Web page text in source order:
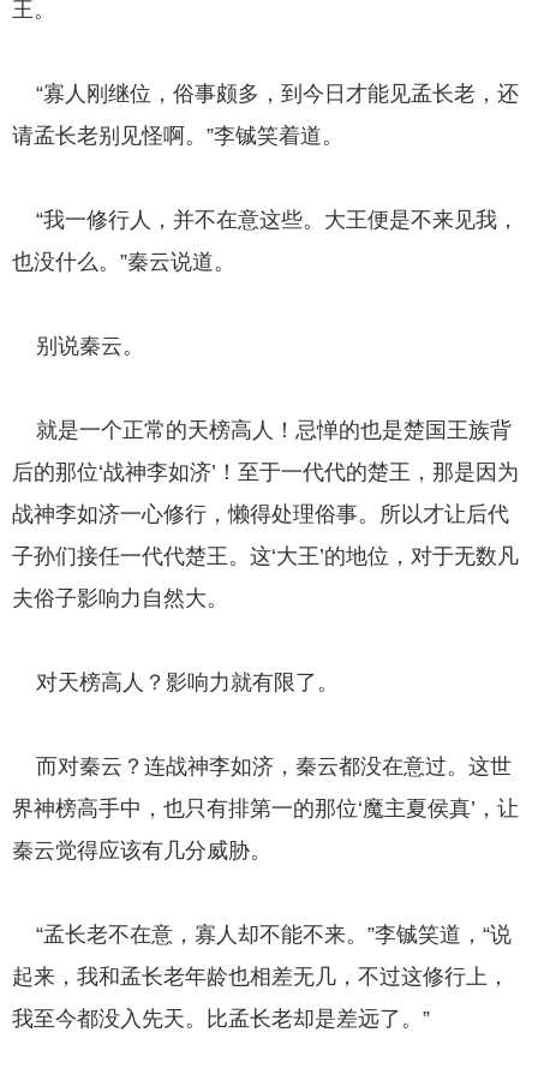
王。
“寡人刚继位，俗事颇多，到今日才能见孟长老，还
请孟长老别见怪啊。”李铖笑着道。
“我一修行人，并不在意这些。大王便是不来见我，
也没什么。”秦云说道。
别说秦云。
就是一个正常的天榜高人！忌惮的也是楚国王族背
后的那位‘战神李如济’！至于一代代的楚王，那是因为
战神李如济一心修行，懒得处理俗事。所以才让后代
子孙们接任一代代楚王。这‘大王’的地位，对于无数凡
夫俗子影响力自然大。
对天榜高人？影响力就有限了。
而对秦云？连战神李如济，秦云都没在意过。这世
界神榜高手中，也只有排第一的那位‘魔主夏侯真’，让
秦云觉得应该有几分威胁。
“孟长老不在意，寡人却不能不来。”李铖笑道，“说
起来，我和孟长老年龄也相差无几，不过这修行上，
我至今都没入先天。比孟长老却是差远了。”